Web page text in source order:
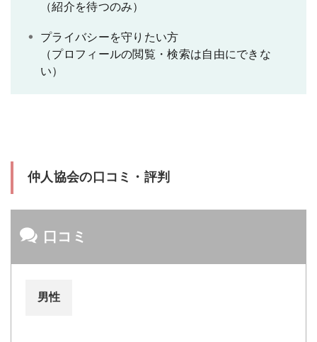
（紹介を待つのみ）
プライバシーを守りたい方
（プロフィールの閲覧・検索は自由にできな
い）
仲人協会の口コミ・評判
口コミ
男性